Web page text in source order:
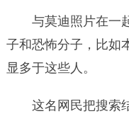
与莫迪照片在一
子和恐怖分子，比如
显多于这些人。
这名网民把搜索